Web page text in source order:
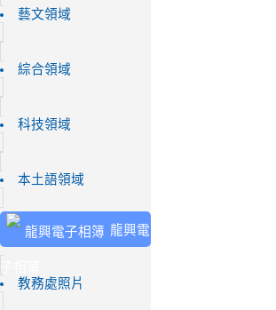
藝文領域
綜合領域
科技領域
本土語領域
龍興電
教務處照片